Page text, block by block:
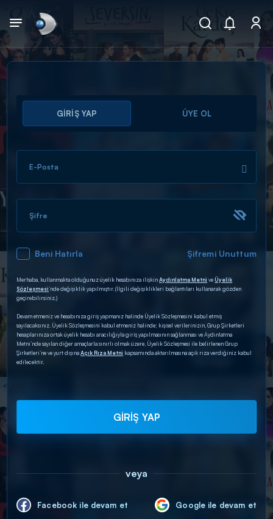
Arama
ARAMA SONUÇLARI
DİĞER SONUÇLAR
GİRİŞ YAP ÜYE OL
E-Posta
Şifre
Beni Hatırla Şifremi Unuttum
Merhaba, kullanmakta olduğunuz üyelik hesabınıza ilişkinAydınlatma Metni veÜyelik
Sözleşmesi’nde değişiklik yapılmıştır. (İlgili değişiklikleri bağlantıları kullanarak gözden
geçirebilirsiniz.)
Devam etmeniz ve hesabınıza giriş yapmanız halinde Üyelik Sözleşmesini kabul etmiş
sayılacaksınız. Üyelik Sözleşmesini kabul etmeniz halinde; kişisel verilerinizin, Grup Şirketleri
hesaplarınıza ortak üyelik hesabı aracılığıyla giriş yapılmasının sağlanması ve Aydınlatma
Metni’nde sayılan diğer amaçlarla sınırlı olmak üzere, Üyelik Sözleşmesi ile belirlenen Grup
Şirketleri’ne ve yurt dışınaAçık Rıza Metni kapsamında aktarılmasına açık rıza verdiğiniz kabul
edilecektir.
GİRİŞ YAP
veya
Facebook ile devam et Google ile devam et